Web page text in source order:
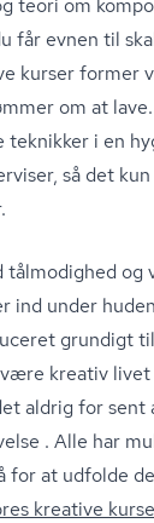
teori om
får evnen til
kurser former
om at
teknikker i en
så det
og
ind under
grundigt
kreativ livet
aldrig for
. Alle har
for at udfolde
kreative